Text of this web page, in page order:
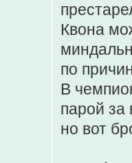
Квона
по
В
парой за
но вот